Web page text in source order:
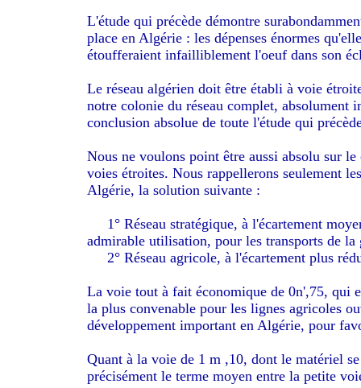
L'étude qui précède démontre
place en Algérie : les dépenses énormes
étoufferaient infailliblement l'oeuf dans son
Le réseau algérien doit être établi à voie
notre colonie du réseau complet, absolument
conclusion absolue de toute l'étude qui
Nous ne voulons point être aussi absolu sur
voies étroites. Nous rappellerons seulement
Algérie, la solution suivante :
1° Réseau stratégique, à l'écartement
admirable utilisation, pour les transports de la
2° Réseau agricole, à l'écartement plus
La voie tout à fait économique de 0n',75, qui
la plus convenable pour les lignes agricoles
développement important en Algérie, pour
Quant à la voie de 1 m ,10, dont le matériel
précisément le terme moyen entre la petite